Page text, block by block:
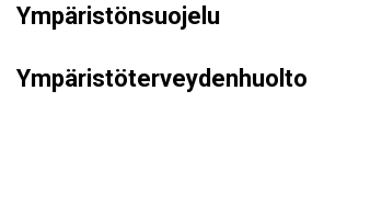
Ympäristönsuojelu
Ympäristöterveydenhuolto